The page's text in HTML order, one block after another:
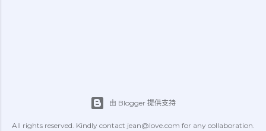
由 Blogger 提供支持
All rights reserved. Kindly contact jean@love.com for any collaboration.